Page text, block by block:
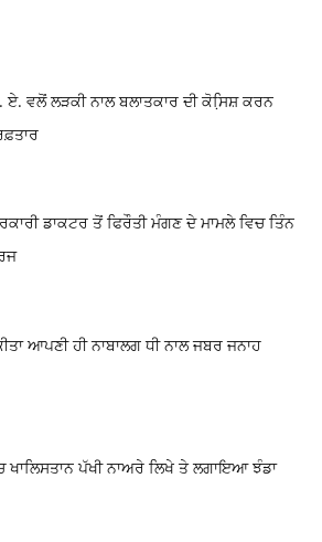
ਵਲੋਂ ਲੜਕੀ ਨਾਲ ਬਲਾਤਕਾਰ ਦੀ ਕੋਸਿ਼ਸ਼ ਕਰਨ
ਡਾਕਟਰ ਤੋਂ ਫਿਰੌਤੀ ਮੰਗਣ ਦੇ ਮਾਮਲੇ ਵਿਚ ਤਿੰਨ
ਆਪਣੀ ਹੀ ਨਾਬਾਲਗ ਧੀ ਨਾਲ ਜਬਰ ਜਨਾਹ
ਖਾਲਿਸਤਾਨ ਪੱਖੀ ਨਾਅਰੇ ਲਿਖੇ ਤੇ ਲਗਾਇਆ ਝੰਡਾ